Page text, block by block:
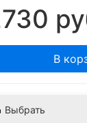
В
Выбрать